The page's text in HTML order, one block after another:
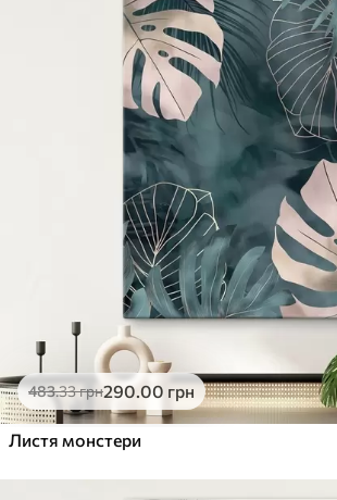
483.33грн290.00 грн
Листя монстери